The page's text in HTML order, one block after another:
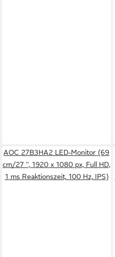
AOC 27B3HA2 LED-Monitor (69
cm/27 ", 1920 x 1080 px, Full HD,
1 ms Reaktionszeit, 100 Hz, IPS)